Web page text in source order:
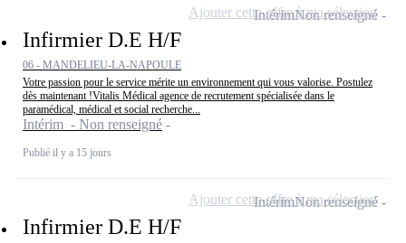
Infirmier D.E H/F
06 - MANDELIEU-LA-NAPOULE
Votre passion pour le service mérite un environnement qui vous valorise. Postulez
dès maintenant !Vitalis Médical agence de recrutement spécialisée dans le
paramédical, médical et social recherche...
Intérim - Non renseigné
Publié il y a 15 jours
IntérimNon renseigné
Ajouter cette offre à ma sélection
Infirmier D.E H/F
IntérimNon renseigné
Ajouter cette offre à ma sélection